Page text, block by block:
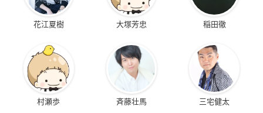
花江夏樹 大塚芳忠 稲田徹
村瀬歩 斉藤壮馬 三宅健太